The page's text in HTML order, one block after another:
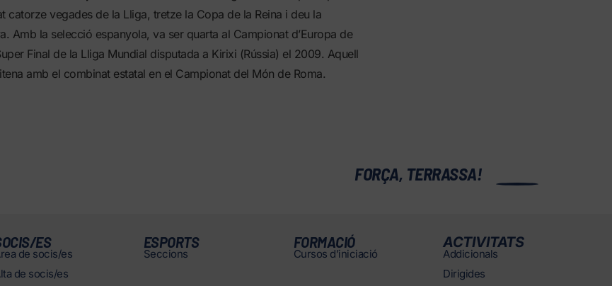
catorze vegades de la Lliga, tretze la Copa de la Reina i deu la
Amb la selecció espanyola, va ser quarta al Campionat d’Europa de
Final de la Lliga Mundial disputada a Kirixi (Rússia) el 2009. Aquell
amb el combinat estatal en el Campionat del Món de Roma.
FORÇA, TERRASSA!
ES
de socis/es
de socis/es
ESPORTS
Seccions
FORMACIÓ
Cursos d’iniciació
ACTIVITATS
Addicionals
Dirigides